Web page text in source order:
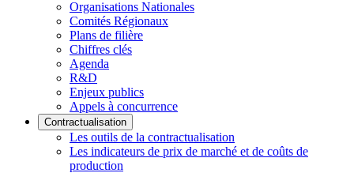
Organisations Nationales
Comités Régionaux
Plans de filière
Chiffres clés
Agenda
R&D
Enjeux publics
Appels à concurrence
Contractualisation
Les outils de la contractualisation
Les indicateurs de prix de marché et de coûts de
production